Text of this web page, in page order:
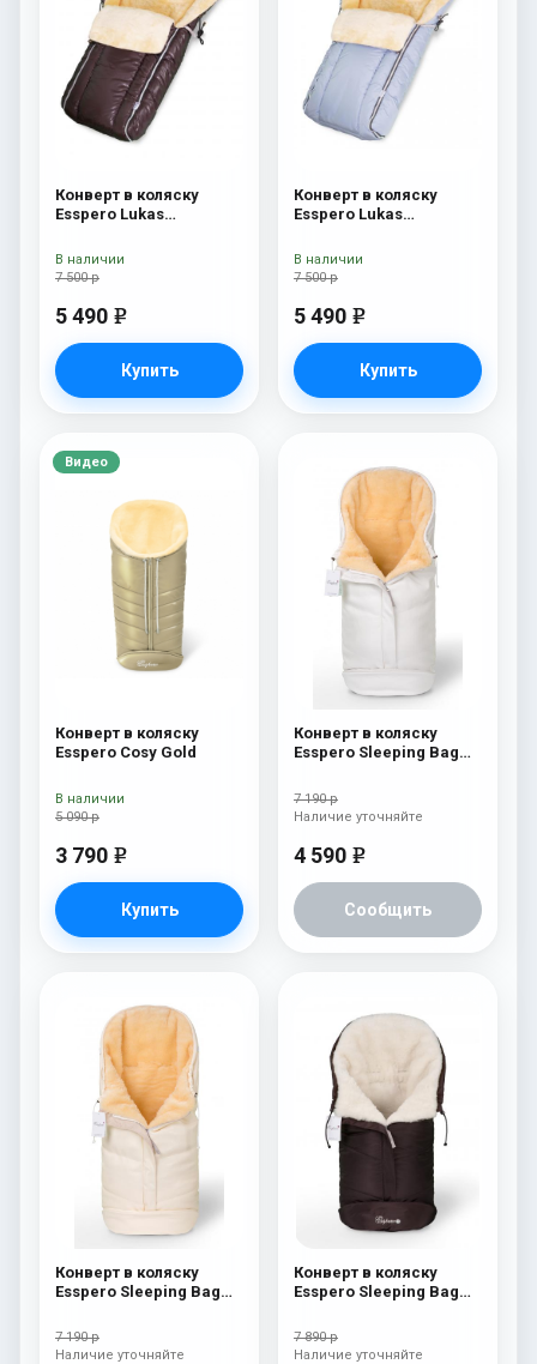
Конверт в коляску
Esspero Lukas
шерсть) Chocolat
7 500 р
5 490 e
Купить
В наличии
Конверт в коляску
Esspero Lukas
шерсть) Blue Mountain
7 500 р
5 490 e
Купить
В наличии
Видео
Конверт в коляску
Esspero Cosy Gold
5 090 р
3 790 e
Купить
В наличии
Конверт в коляску
Esspero Sleeping Bag
шерсть) White
7 190 р
4 590 e
Сообщить
Наличие уточняйте
Конверт в коляску
Esspero Sleeping Bag
шерсть) Beige
7 190 р
Наличие уточняйте
Конверт в коляску
Esspero Sleeping Bag
100% шерсть) Chocolat
7 890 р
Наличие уточняйте